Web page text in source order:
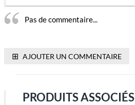
Pas de commentaire...
⊞ AJOUTER UN COMMENTAIRE
PRODUITS ASSOCIÉS